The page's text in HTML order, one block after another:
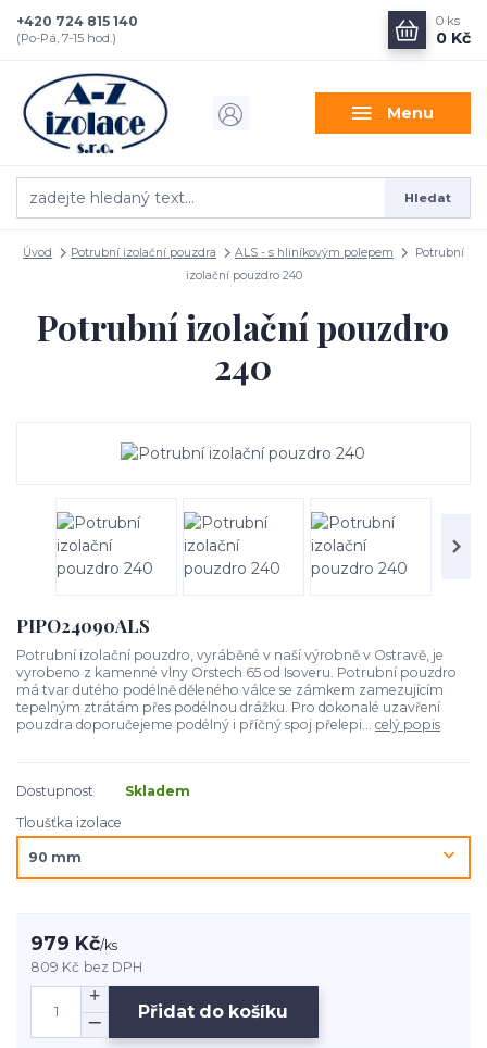
Menu
Hledat
+420 724 815 140
(Po-Pá, 7-15 hod.)
0 ks
0 Kč
Úvod Potrubní izolační pouzdra ALS - s hliníkovým polepem
Potrubní
izolační pouzdro 240
Potrubní izolační pouzdro
240
PIPO24090ALS
Potrubní izolační pouzdro, vyráběné v naší výrobně v Ostravě, je
vyrobeno z kamenné vlny Orstech 65 od Isoveru. Potrubní pouzdro
má tvar dutého podélně děleného válce se zámkem zamezujícím
tepelným ztrátám přes podélnou drážku. Pro dokonalé uzavření
pouzdra doporučejeme podélný i příčný spoj přelepi... celý popis
Dostupnost
Skladem
Tloušťka izolace
979 Kč/ks
809 Kč bez DPH
Přidat do košíku